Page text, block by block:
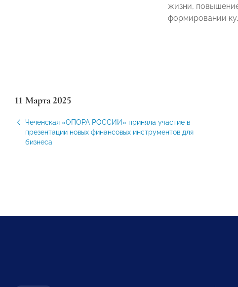
жизни,
формировании
11 Марта 2025
Чеченская «ОПОРА РОССИИ» приняла участие в
презентации новых финансовых инструментов для
бизнеса